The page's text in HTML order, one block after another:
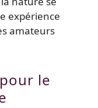
expérience
amateurs
le